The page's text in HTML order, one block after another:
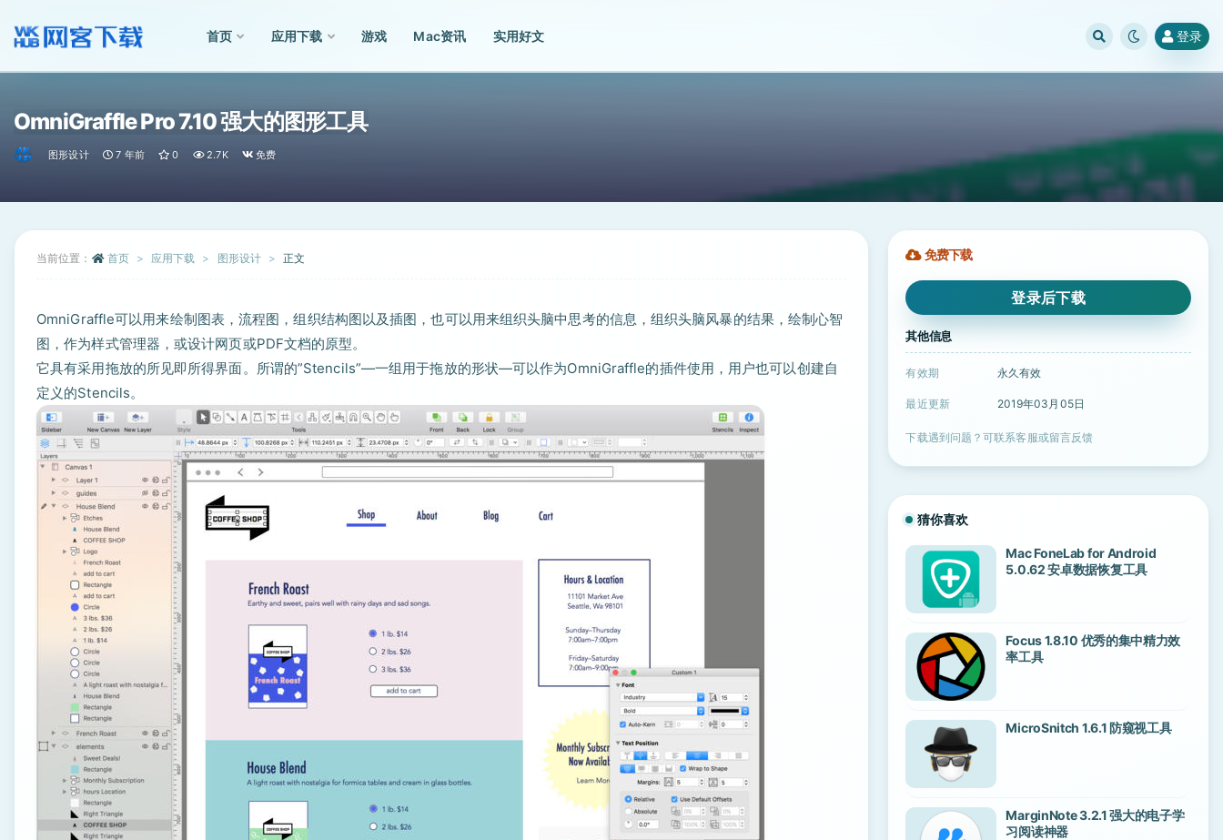
首页 应用下载 游戏 Mac资讯 实用好文 登录
OmniGraffle Pro 7.10 强大的图形工具
图形设计 7 年前 0 2.7K 免费
当前位置： 首页 应用下载 图形设计 正文
OmniGraffle可以用来绘制图表，流程图，组织结构图以及插图，也可以用来组织头脑中思考的信息，组织头脑风暴的结果，绘制心智
图，作为样式管理器，或设计网页或PDF文档的原型。
它具有采用拖放的所见即所得界面。所谓的”Stencils”—一组用于拖放的形状—可以作为OmniGraffle的插件使用，用户也可以创建自
定义的Stencils。
免费下载
登录后下载
其他信息
有效期 永久有效
最近更新 2019年03月05日
下载遇到问题？可联系客服或留言反馈
猜你喜欢
Mac FoneLab for Android
5.0.62 安卓数据恢复工具
Focus 1.8.10 优秀的集中精力效
率工具
MicroSnitch 1.6.1 防窥视工具
MarginNote 3.2.1 强大的电子学
习阅读神器